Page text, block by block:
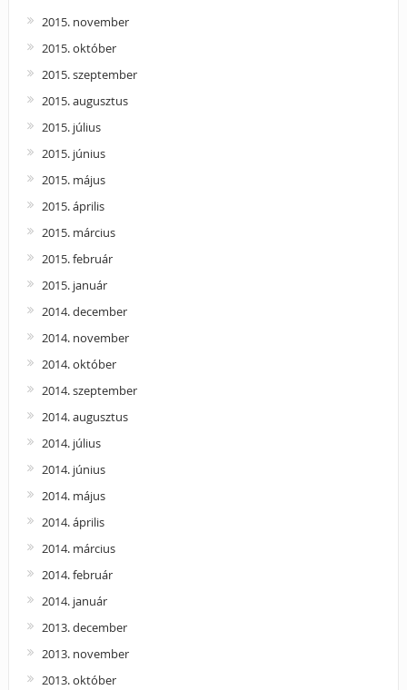
2015. november
2015. október
2015. szeptember
2015. augusztus
2015. július
2015. június
2015. május
2015. április
2015. március
2015. február
2015. január
2014. december
2014. november
2014. október
2014. szeptember
2014. augusztus
2014. július
2014. június
2014. május
2014. április
2014. március
2014. február
2014. január
2013. december
2013. november
2013. október